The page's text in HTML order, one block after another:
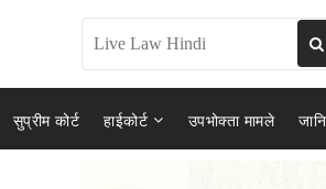
सुप्रीम कोर्ट हाईकोर्ट उपभोक्ता मामले